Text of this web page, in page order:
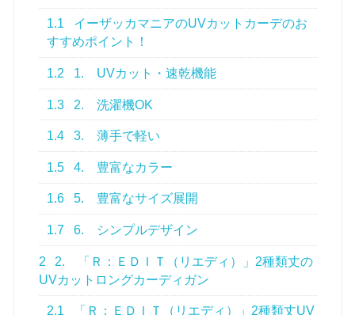
1.1
イーザッカマニアのUVカットカーデのお
すすめポイント！
1.2 1. UVカット・速乾機能
1.3 2. 洗濯機OK
1.4 3. 薄手で軽い
1.5 4. 豊富なカラー
1.6 5. 豊富なサイズ展開
1.7 6. シンプルデザイン
2
2. 「Ｒ：ＥＤＩＴ（リエディ）」2種類丈の
UVカットロングカーディガン
2.1
「Ｒ：ＥＤＩＴ（リエディ）」2種類丈UV